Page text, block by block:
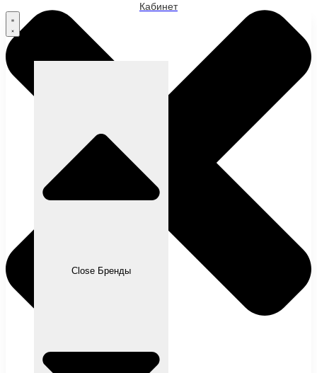
Кабинет
Close Бренды